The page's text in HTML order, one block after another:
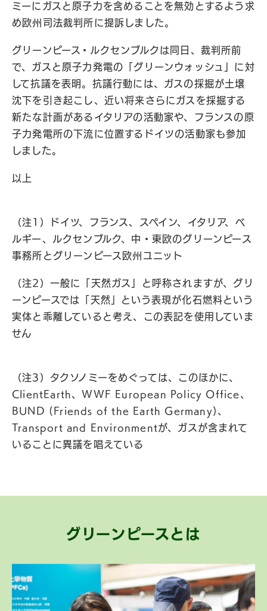
ミーにガスと原子力を含めることを無効とするよう求
め欧州司法裁判所に提訴しました。
グリーンピース・ルクセンブルクは同日、裁判所前
で、ガスと原子力発電の「グリーンウォッシュ」に対
して抗議を表明。抗議行動には、ガスの採掘が土壌
沈下を引き起こし、近い将来さらにガスを採掘する
新たな計画があるイタリアの活動家や、フランスの原
子力発電所の下流に位置するドイツの活動家も参加
しました。
以上
（注1）ドイツ、フランス、スペイン、イタリア、ベ
ルギー、ルクセンブルク、中・東欧のグリーンピース
事務所とグリーンピース欧州ユニット
（注2）一般に「天然ガス」と呼称されますが、グリ
ーンピースでは「天然」という表現が化石燃料という
実体と乖離していると考え、この表記を使用していま
せん
（注3）タクソノミーをめぐっては、このほかに、
ClientEarth、WWF European Policy Office、
BUND (Friends of the Earth Germany)、
Transport and Environmentが、ガスが含まれて
いることに異議を唱えている
グリーンピースとは